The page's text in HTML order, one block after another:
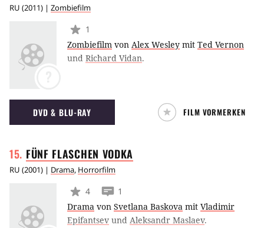
RU (2011) | Zombiefilm
1
Zombiefilm von Alex Wesley mit Ted Vernon
und Richard Vidan.
DVD & BLU-RAY FILM VORMERKEN
FÜNF FLASCHEN VODKA
RU (2001) | Drama, Horrorfilm
4
1
Drama von Svetlana Baskova mit Vladimir
Epifantsev und Aleksandr Maslaev.